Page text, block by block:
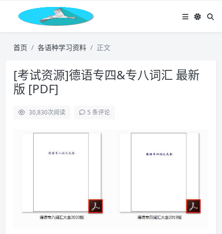
首页 各语种学习资料 正文
[考试资源]德语专四&专八词汇 最新
版 [PDF]
30,830次阅读 5 条评论